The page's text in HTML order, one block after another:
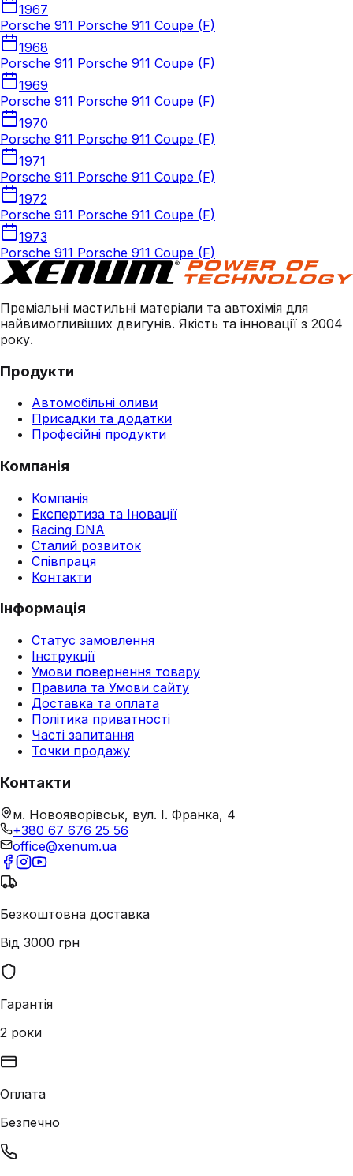
1967
Porsche 911 Porsche 911 Coupe (F)
1968
Porsche 911 Porsche 911 Coupe (F)
1969
Porsche 911 Porsche 911 Coupe (F)
1970
Porsche 911 Porsche 911 Coupe (F)
1971
Porsche 911 Porsche 911 Coupe (F)
1972
Porsche 911 Porsche 911 Coupe (F)
1973
Porsche 911 Porsche 911 Coupe (F)
Преміальні мастильні матеріали та автохімія для
найвимогливіших двигунів. Якість та інновації з 2004
року.
Продукти
Автомобільні оливи
Присадки та додатки
Професійні продукти
Компанія
Компанія
Експертиза та Іновації
Racing DNA
Сталий розвиток
Співпраця
Контакти
Інформація
Статус замовлення
Інструкції
Умови повернення товару
Правила та Умови сайту
Доставка та оплата
Політика приватності
Часті запитання
Точки продажу
Контакти
м. Новояворівськ, вул. І. Франка, 4
+380 67 676 25 56
office@xenum.ua
Безкоштовна доставка
Від 3000 грн
Гарантія
2 роки
Оплата
Безпечно